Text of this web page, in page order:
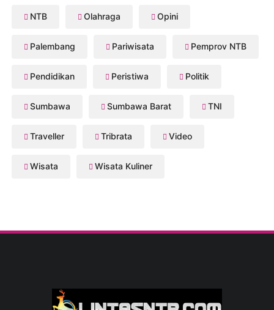
NTB Olahraga Opini
Palembang Pariwisata Pemprov NTB
Pendidikan Peristiwa Politik
Sumbawa Sumbawa Barat TNI
Traveller Tribrata Video
Wisata Wisata Kuliner